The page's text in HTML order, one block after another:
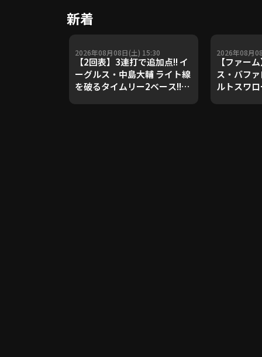
新着
2026年08月08日(土) 15:30
【2回表】3連打で追加点!! イ
ーグルス・中島大輔 ライト線
を破るタイムリー2ベース!!
2026年08月
【ファー
ス・バフ
ルトスワ